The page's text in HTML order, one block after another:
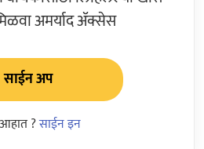
अमर्याद ॲक्सेस
साईन अप
?साईन इन